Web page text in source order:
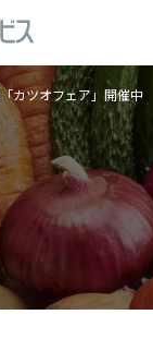
み
クトフードサービス
ス
カツオフェア」開催中